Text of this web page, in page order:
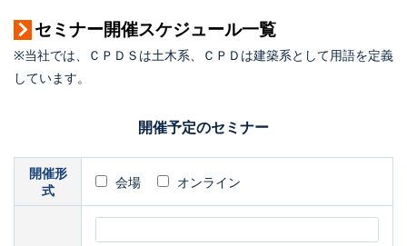
セミナー開催スケジュール一覧
※当社では、ＣＰＤＳは土木系、ＣＰＤは建築系として用語を定義
しています。
開催予定のセミナー
開催形
式
会場 オンライン